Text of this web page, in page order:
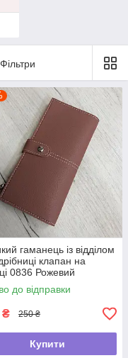
Фільтри
гаманець із відділом
клапан на
0836 Рожевий
до відправки
₴ 250 ₴
Купити